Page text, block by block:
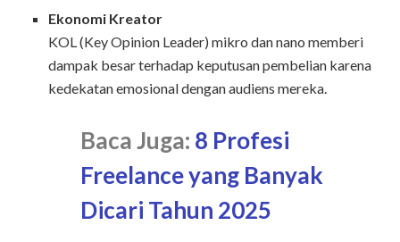
Ekonomi Kreator
KOL (Key Opinion Leader) mikro dan nano memberi
dampak besar terhadap keputusan pembelian karena
kedekatan emosional dengan audiens mereka.
Baca Juga: 8 Profesi
Freelance yang Banyak
Dicari Tahun 2025